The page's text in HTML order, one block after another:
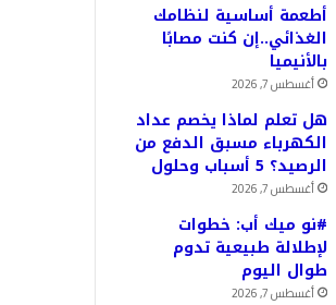
أطعمة أساسية لنظامك
الغذائي..إن كنت مصابًا
بالأنيميا
أغسطس 7, 2026
هل تعلم لماذا يخصم عداد
الكهرباء مسبق الدفع من
الرصيد؟ 5 أسباب وحلول
أغسطس 7, 2026
#نو ميك أب: خطوات
لإطلالة طبيعية تدوم
طوال اليوم
أغسطس 7, 2026